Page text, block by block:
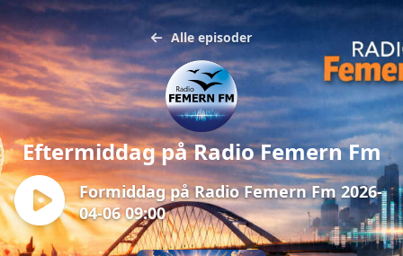
Alle episoder
Eftermiddag på Radio Femern Fm
Formiddag på Radio Femern Fm 2026-
04-06 09:00